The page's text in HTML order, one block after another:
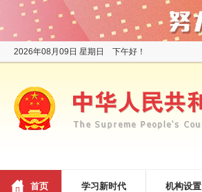
2026年08月09日 星期日 下午好！
首页 学习新时代 机构设置